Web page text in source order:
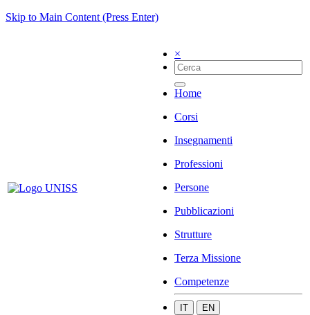
Skip to Main Content (Press Enter)
×
Home
Corsi
Insegnamenti
Professioni
Persone
Pubblicazioni
Strutture
Terza Missione
Competenze
IT EN